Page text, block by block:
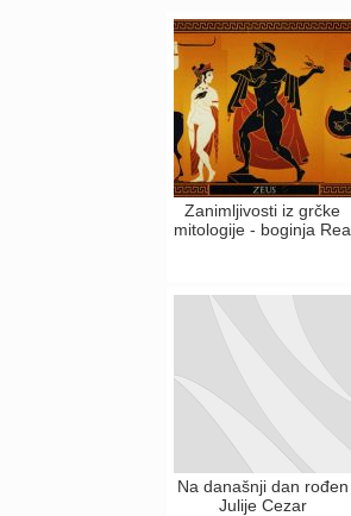
Zanimljivosti iz grčke
mitologije - boginja Rea
Na današnji dan rođen
Julije Cezar